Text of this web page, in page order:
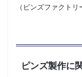
（ピンズファクトリ
ピンズ製作に